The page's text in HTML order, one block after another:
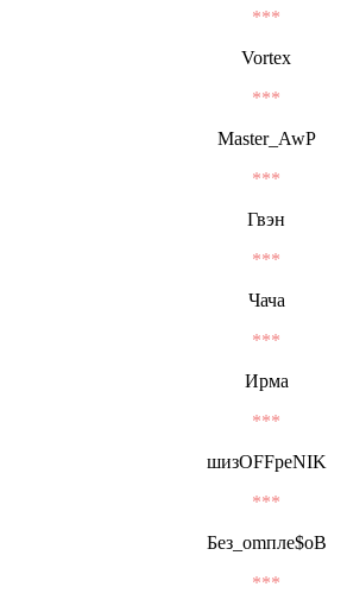
***
Vortex
***
Master_AwP
***
Гвэн
***
Чача
***
Ирма
***
шизOFFреNIK
***
Без_omпле$oB
***